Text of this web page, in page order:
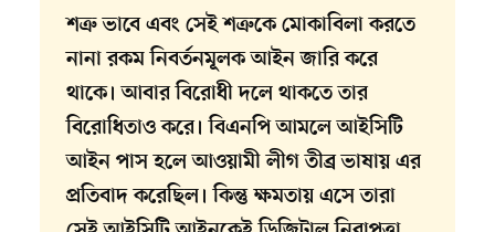
শত্রু ভাবে এবং সেই শত্রুকে মোকাবিলা করতে
নানা রকম নিবর্তনমূলক আইন জারি করে
থাকে। আবার বিরোধী দলে থাকতে তার
বিরোধিতাও করে। বিএনপি আমলে আইসিটি
আইন পাস হলে আওয়ামী লীগ তীব্র ভাষায় এর
প্রতিবাদ করেছিল। কিন্তু ক্ষমতায় এসে তারা